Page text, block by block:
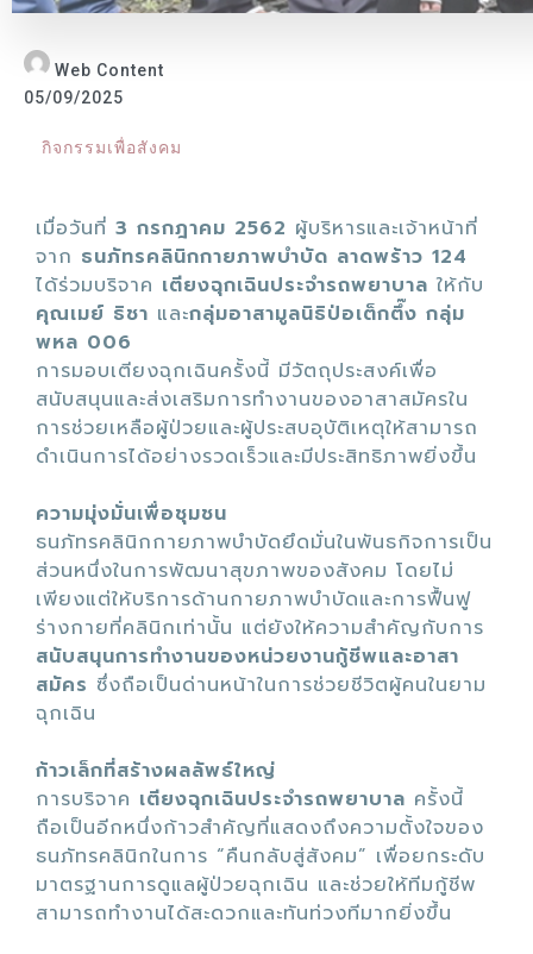
Web Content
05/09/2025
กิจกรรมเพื่อสังคม
เมื่อวันที่ 3 กรกฎาคม 2562 ผู้บริหารและเจ้าหน้าที่
จาก ธนภัทรคลินิกกายภาพบำบัด ลาดพร้าว 124
ได้ร่วมบริจาค เตียงฉุกเฉินประจำรถพยาบาล ให้กับ
คุณเมย์ ธิชา และกลุ่มอาสามูลนิธิป่อเต็กตึ๊ง กลุ่ม
พหล 006
การมอบเตียงฉุกเฉินครั้งนี้ มีวัตถุประสงค์เพื่อ
สนับสนุนและส่งเสริมการทำงานของอาสาสมัครใน
การช่วยเหลือผู้ป่วยและผู้ประสบอุบัติเหตุให้สามารถ
ดำเนินการได้อย่างรวดเร็วและมีประสิทธิภาพยิ่งขึ้น
ความมุ่งมั่นเพื่อชุมชน
ธนภัทรคลินิกกายภาพบำบัดยึดมั่นในพันธกิจการเป็น
ส่วนหนึ่งในการพัฒนาสุขภาพของสังคม โดยไม่
เพียงแต่ให้บริการด้านกายภาพบำบัดและการฟื้นฟู
ร่างกายที่คลินิกเท่านั้น แต่ยังให้ความสำคัญกับการ
สนับสนุนการทำงานของหน่วยงานกู้ชีพและอาสา
สมัคร ซึ่งถือเป็นด่านหน้าในการช่วยชีวิตผู้คนในยาม
ฉุกเฉิน
ก้าวเล็กที่สร้างผลลัพธ์ใหญ่
การบริจาค เตียงฉุกเฉินประจำรถพยาบาล ครั้งนี้
ถือเป็นอีกหนึ่งก้าวสำคัญที่แสดงถึงความตั้งใจของ
ธนภัทรคลินิกในการ “คืนกลับสู่สังคม” เพื่อยกระดับ
มาตรฐานการดูแลผู้ป่วยฉุกเฉิน และช่วยให้ทีมกู้ชีพ
สามารถทำงานได้สะดวกและทันท่วงทีมากยิ่งขึ้น